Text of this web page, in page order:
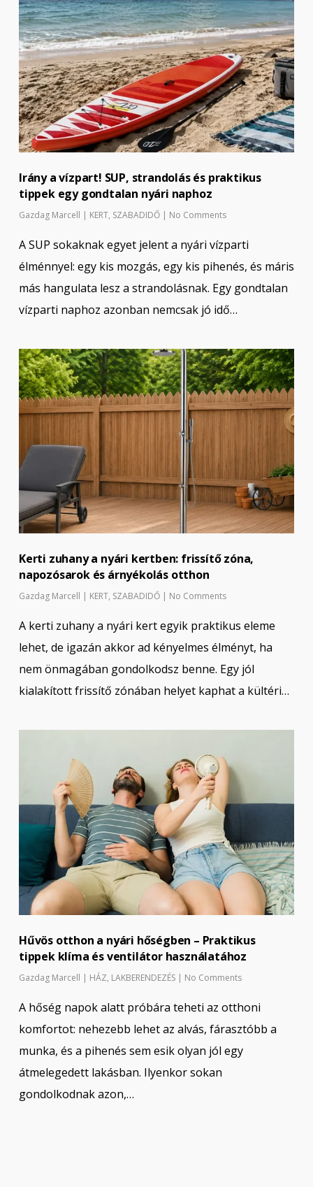
Irány a vízpart! SUP, strandolás és praktikus
tippek egy gondtalan nyári naphoz
Gazdag Marcell | KERT, SZABADIDŐ | No Comments
A SUP sokaknak egyet jelent a nyári vízparti
élménnyel: egy kis mozgás, egy kis pihenés, és máris
más hangulata lesz a strandolásnak. Egy gondtalan
vízparti naphoz azonban nemcsak jó idő…
Kerti zuhany a nyári kertben: frissítő zóna,
napozósarok és árnyékolás otthon
Gazdag Marcell KERT, SZABADIDŐ No Comments
A kerti zuhany a nyári kert egyik praktikus eleme
lehet, de igazán akkor ad kényelmes élményt, ha
nem önmagában gondolkodsz benne. Egy jól
kialakított frissítő zónában helyet kaphat a kültéri…
Hűvös otthon a nyári hőségben – Praktikus
tippek klíma és ventilátor használatához
Gazdag Marcell | HÁZ, LAKBERENDEZÉS | No Comments
A hőség napok alatt próbára teheti az otthoni
komfortot: nehezebb lehet az alvás, fárasztóbb a
munka, és a pihenés sem esik olyan jól egy
átmelegedett lakásban. Ilyenkor sokan
gondolkodnak azon,…